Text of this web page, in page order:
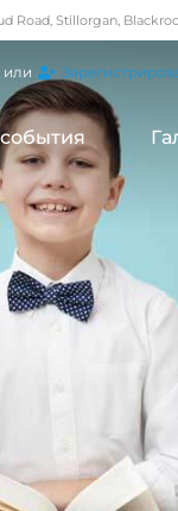
Road, Stillorgan,
или